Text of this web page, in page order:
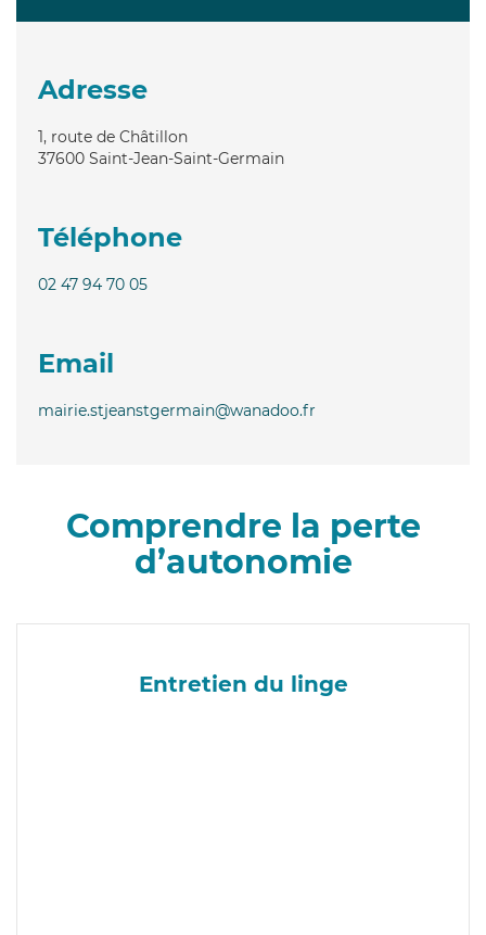
Adresse
1, route de Châtillon
37600 Saint-Jean-Saint-Germain
Téléphone
02 47 94 70 05
Email
mairie.stjeanstgermain@wanadoo.fr
Comprendre la perte
d’autonomie
Entretien du linge